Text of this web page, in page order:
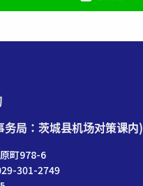
务局：茨城县机场对策课内)
町978-6
301-2749